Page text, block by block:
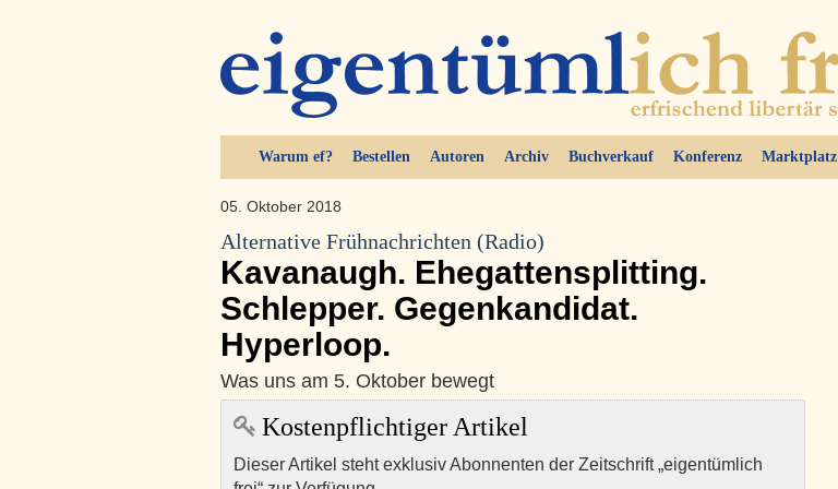
Warum ef? Bestellen Autoren Archiv Buchverkauf Konferenz Marktplatz
05. Oktober 2018
Alternative Frühnachrichten (Radio)
Kavanaugh. Ehegattensplitting.
Schlepper. Gegenkandidat.
Hyperloop.
Was uns am 5. Oktober bewegt
Kostenpflichtiger Artikel
Dieser Artikel steht exklusiv Abonnenten der Zeitschrift „eigentümlich